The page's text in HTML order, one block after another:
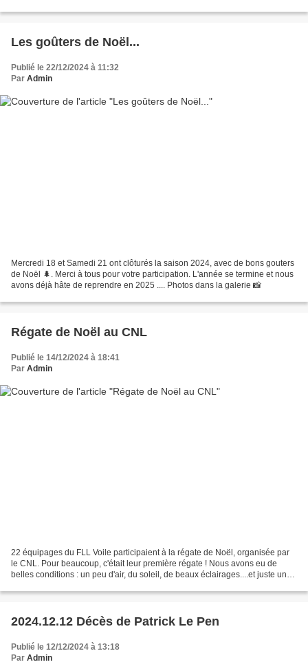
Les goûters de Noël...
Publié le 22/12/2024 à 11:32
Par Admin
Mercredi 18 et Samedi 21 ont clôturés la saison 2024, avec de bons gouters
de Noël 🌲. Merci à tous pour votre participation. L'année se termine et nous
avons déjà hâte de reprendre en 2025 .... Photos dans la galerie 📸
Régate de Noël au CNL
Publié le 14/12/2024 à 18:41
Par Admin
22 équipages du FLL Voile participaient à la régate de Noël, organisée par
le CNL. Pour beaucoup, c'était leur première régate ! Nous avons eu de
belles conditions : un peu d'air, du soleil, de beaux éclairages....et juste un
2024.12.12 Décès de Patrick Le Pen
Publié le 12/12/2024 à 13:18
Par Admin